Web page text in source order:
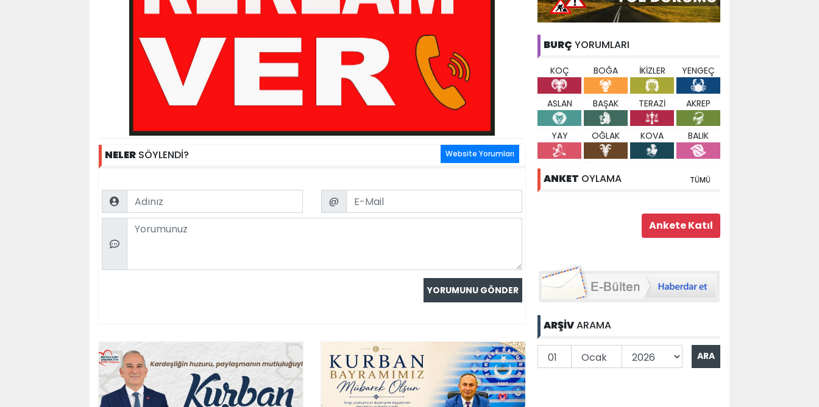
NELER SÖYLENDİ? Website Yorumları
Name Email
@
Comment
BURÇ YORUMLARI
KOÇ BOĞA İKİZLER YENGEÇ
ASLAN BAŞAK TERAZİ AKREP
YAY OĞLAK KOVA BALIK
ANKET OYLAMA TÜMÜ
ARŞİVARAMA